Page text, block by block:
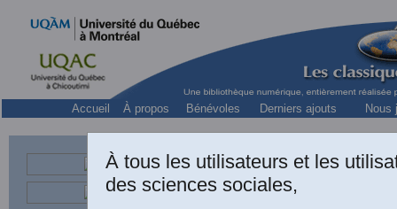
Accueil À propos Bénévoles Derniers ajouts Nous
À tous les utilisateurs et les
des sciences sociales,